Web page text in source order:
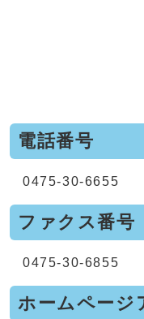
電話番号
0475-30-6655
ファクス番号
0475-30-6855
ホームページ